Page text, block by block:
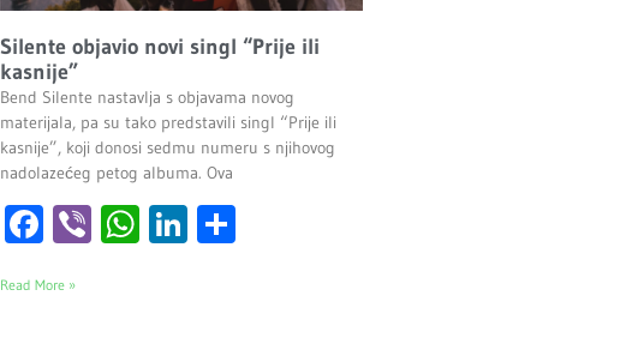
Silente objavio novi singl “Prije ili
kasnije”
Bend Silente nastavlja s objavama novog
materijala, pa su tako predstavili singl “Prije ili
kasnije”, koji donosi sedmu numeru s njihovog
nadolazećeg petog albuma. Ova
Facebook
ViberWhatsApp
LinkedIn
Read More »